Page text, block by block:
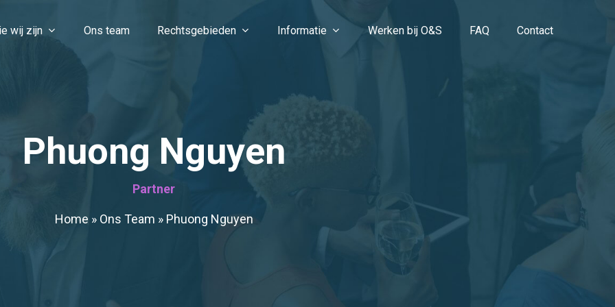
wij zijn Ons team Rechtsgebieden Informatie Werken bij O&S FAQ Contact
Phuong Nguyen
Partner
Home » Ons Team » Phuong Nguyen